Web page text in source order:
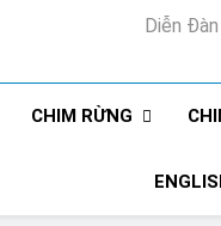
Diễn
CHIM RỪNG